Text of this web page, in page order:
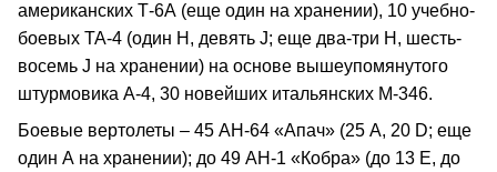
американских Т-6А (еще один на хранении), 10 учебно-
боевых TA-4 (один H, девять J; еще два-три Н, шесть-
восемь J на хранении) на основе вышеупомянутого
штурмовика А-4, 30 новейших итальянских М-346.
Боевые вертолеты – 45 АН-64 «Апач» (25 А, 20 D; еще
один А на хранении); до 49 АН-1 «Кобра» (до 13 E, до